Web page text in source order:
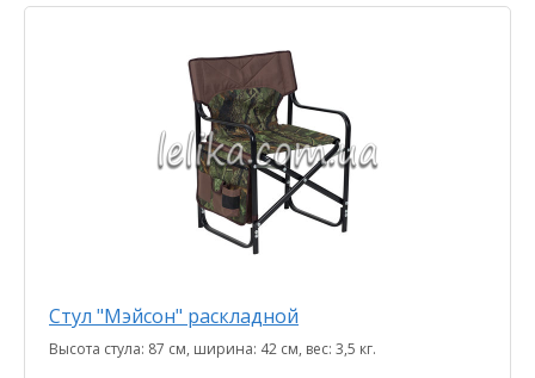
Стул "Мэйсон" раскладной
Высота стула: 87 см, ширина: 42 см, вес: 3,5 кг.